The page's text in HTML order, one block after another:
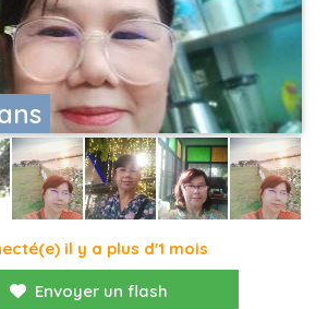
il y a plus d'1 mois
Envoyer un flash